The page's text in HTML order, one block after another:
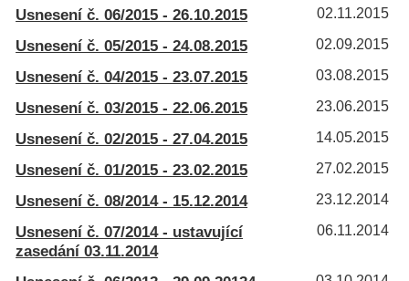
02.11.2015
Usnesení č. 06/2015 - 26.10.2015
02.09.2015
Usnesení č. 05/2015 - 24.08.2015
03.08.2015
Usnesení č. 04/2015 - 23.07.2015
23.06.2015
Usnesení č. 03/2015 - 22.06.2015
14.05.2015
Usnesení č. 02/2015 - 27.04.2015
27.02.2015
Usnesení č. 01/2015 - 23.02.2015
23.12.2014
Usnesení č. 08/2014 - 15.12.2014
06.11.2014
Usnesení č. 07/2014 - ustavující
zasedání 03.11.2014